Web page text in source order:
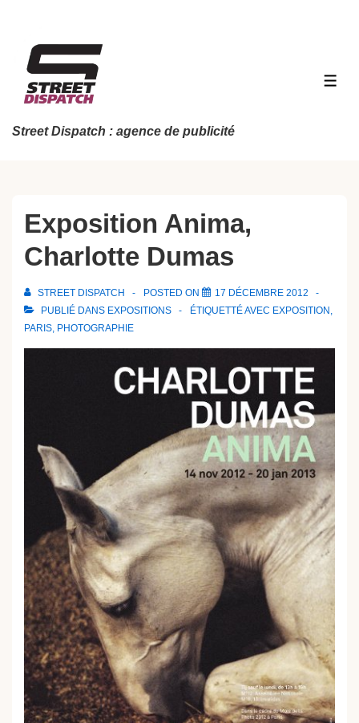
contenu
principal
Street Dispatch : agence de publicité
Exposition Anima,
Charlotte Dumas
STREET DISPATCH POSTED ON
17 DÉCEMBRE 2012
PUBLIÉ DANS EXPOSITIONS ÉTIQUETTÉ AVEC EXPOSITION ,
PARIS, PHOTOGRAPHIE